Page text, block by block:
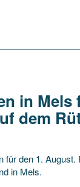
in Mels
dem
für den 1.
in Mels.